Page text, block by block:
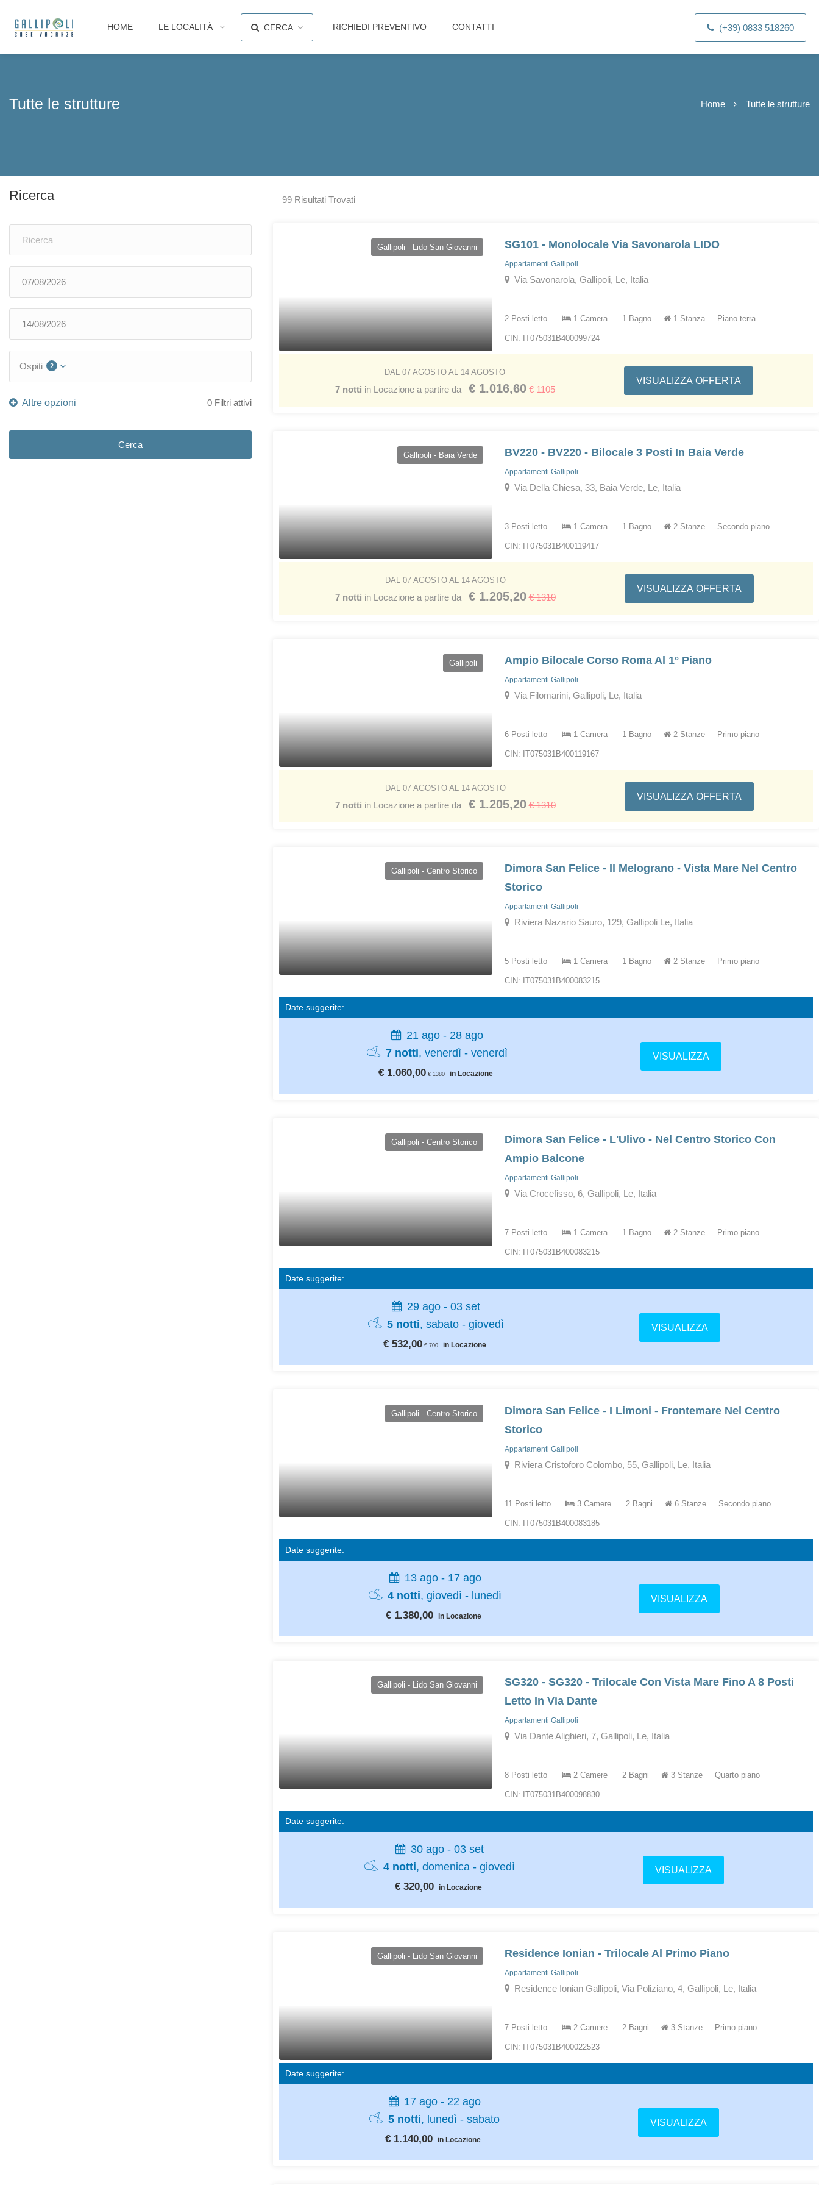
HOME LE LOCALITÀ CERCA RICHIEDI PREVENTIVO CONTATTI (+39) 0833 518260
Tutte le strutture Home Tutte le strutture
Ricerca
Ospiti 2
0 Filtri attivi
Cerca
99 Risultati Trovati
Gallipoli - Lido San Giovanni SG101 - Monolocale Via Savonarola LIDO
Appartamenti Gallipoli
Via Savonarola, Gallipoli, Le, Italia
2 Posti letto 1 Camera 1 Bagno 1 Stanza Piano terra
CIN: IT075031B400099724
DAL 07 AGOSTO AL 14 AGOSTO
7 notti in Locazione a partire da € 1.016,60 € 1105
VISUALIZZA OFFERTA
Gallipoli - Baia Verde BV220 - BV220 - Bilocale 3 Posti In Baia Verde
Appartamenti Gallipoli
Via Della Chiesa, 33, Baia Verde, Le, Italia
3 Posti letto 1 Camera 1 Bagno 2 Stanze Secondo piano
CIN: IT075031B400119417
DAL 07 AGOSTO AL 14 AGOSTO
7 notti in Locazione a partire da € 1.205,20 € 1310
VISUALIZZA OFFERTA
Gallipoli Ampio Bilocale Corso Roma Al 1° Piano
Appartamenti Gallipoli
Via Filomarini, Gallipoli, Le, Italia
6 Posti letto 1 Camera 1 Bagno 2 Stanze Primo piano
CIN: IT075031B400119167
DAL 07 AGOSTO AL 14 AGOSTO
7 notti in Locazione a partire da € 1.205,20 € 1310
VISUALIZZA OFFERTA
Gallipoli - Centro Storico
Dimora San Felice - Il Melograno - Vista Mare Nel Centro
Storico
Appartamenti Gallipoli
Riviera Nazario Sauro, 129, Gallipoli Le, Italia
5 Posti letto 1 Camera 1 Bagno 2 Stanze Primo piano
CIN: IT075031B400083215
Date suggerite:
21 ago - 28 ago
7 notti, venerdì - venerdì
€ 1.060,00 € 1380 in Locazione
VISUALIZZA
Gallipoli - Centro Storico
Dimora San Felice - L'Ulivo - Nel Centro Storico Con
Ampio Balcone
Appartamenti Gallipoli
Via Crocefisso, 6, Gallipoli, Le, Italia
7 Posti letto 1 Camera 1 Bagno 2 Stanze Primo piano
CIN: IT075031B400083215
Date suggerite:
29 ago - 03 set
5 notti, sabato - giovedì
€ 532,00 € 700 in Locazione
VISUALIZZA
Gallipoli - Centro Storico
Dimora San Felice - I Limoni - Frontemare Nel Centro
Storico
Appartamenti Gallipoli
Riviera Cristoforo Colombo, 55, Gallipoli, Le, Italia
11 Posti letto 3 Camere 2 Bagni 6 Stanze Secondo piano
CIN: IT075031B400083185
Date suggerite:
13 ago - 17 ago
4 notti, giovedì - lunedì
€ 1.380,00 in Locazione
VISUALIZZA
Gallipoli - Lido San Giovanni
SG320 - SG320 - Trilocale Con Vista Mare Fino A 8 Posti
Letto In Via Dante
Appartamenti Gallipoli
Via Dante Alighieri, 7, Gallipoli, Le, Italia
8 Posti letto 2 Camere 2 Bagni 3 Stanze Quarto piano
CIN: IT075031B400098830
Date suggerite:
30 ago - 03 set
4 notti, domenica - giovedì
€ 320,00 in Locazione
VISUALIZZA
Gallipoli - Lido San Giovanni Residence Ionian - Trilocale Al Primo Piano
Appartamenti Gallipoli
Residence Ionian Gallipoli, Via Poliziano, 4, Gallipoli, Le, Italia
7 Posti letto 2 Camere 2 Bagni 3 Stanze Primo piano
CIN: IT075031B400022523
Date suggerite:
17 ago - 22 ago
5 notti, lunedì - sabato
€ 1.140,00 in Locazione
VISUALIZZA